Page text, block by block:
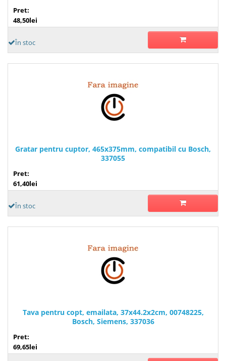
Pret:
48,50lei
În stoc
Gratar pentru cuptor, 465x375mm, compatibil cu Bosch,
337055
Pret:
61,40lei
În stoc
Tava pentru copt, emailata, 37x44.2x2cm, 00748225,
Bosch, Siemens, 337036
Pret:
69,65lei